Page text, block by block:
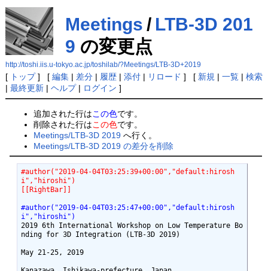
Meetings / LTB-3D 201
9 の変更点
http://toshi.iis.u-tokyo.ac.jp/toshilab/?Meetings/LTB-3D+2019
[ トップ] [ 編集| 差分| 履歴| 添付| リロード ] [ 新規 | 一覧| 検索
| 最終更新| ヘルプ| ログイン ]
追加された行はこの色です。
削除された行はこの色です。
Meetings/LTB-3D 2019 へ行く。
Meetings/LTB-3D 2019 の差分を削除
#author("2019-04-04T03:25:39+00:00","default:hirosh
i","hiroshi")
[[RightBar]]
#author("2019-04-04T03:25:47+00:00","default:hirosh
i","hiroshi")
2019 6th International Workshop on Low Temperature Bo
nding for 3D Integration (LTB-3D 2019)
May 21-25, 2019